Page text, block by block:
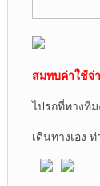
สมทบค่าใช้จ่
ไปรถที่ทางที
เดินทางเอง